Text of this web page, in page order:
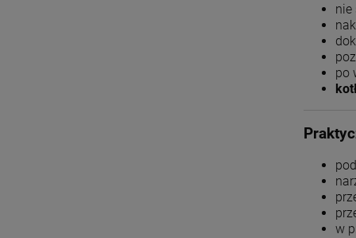
nie
po
w